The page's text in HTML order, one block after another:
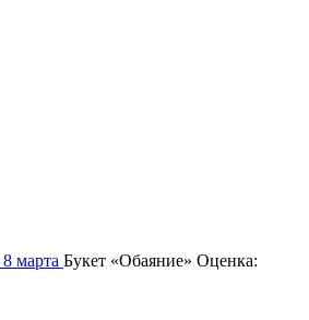
8 марта Букет «Обаяние» Оценка: